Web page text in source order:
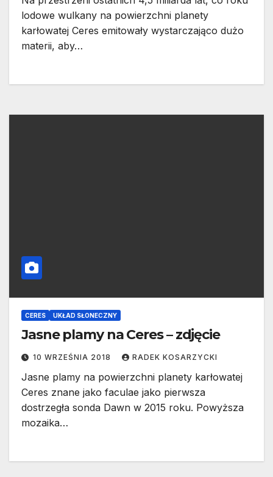
lodowe wulkany na powierzchni planety
karłowatej Ceres emitowały wystarczająco dużo
materii, aby…
CERES UKŁAD SŁONECZNY
Jasne plamy na Ceres – zdjęcie
10 WRZEŚNIA 2018 RADEK KOSARZYCKI
Jasne plamy na powierzchni planety karłowatej
Ceres znane jako faculae jako pierwsza
dostrzegła sonda Dawn w 2015 roku. Powyższa
mozaika…